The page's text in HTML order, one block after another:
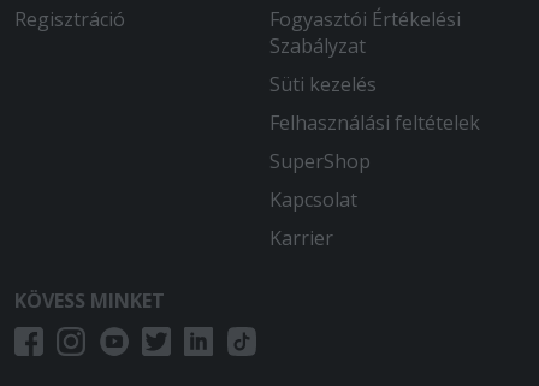
Regisztráció
Fogyasztói Értékelési
Szabályzat
Süti kezelés
Felhasználási feltételek
SuperShop
Kapcsolat
Karrier
KÖVESS MINKET